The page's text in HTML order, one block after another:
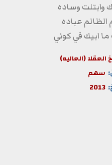
وساده
الظالم عباده
ابيك في كوني
(العاليه)
سهم
2013